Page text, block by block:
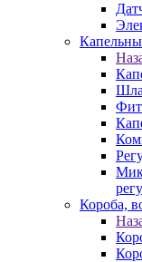
Короба,